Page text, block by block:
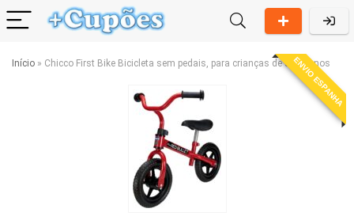
Início » Chicco First Bike Bicicleta sem pedais, para crianças de 3 a 5 anos
ENVIO ESPANHA